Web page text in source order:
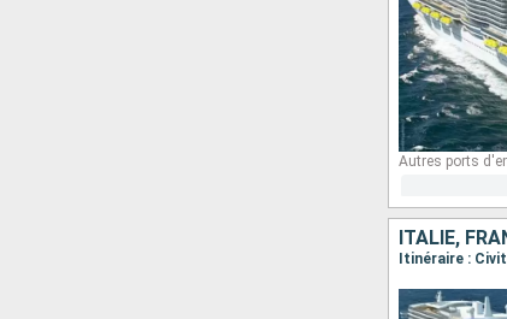
Autres ports
ITALIE,
Itinéraire :